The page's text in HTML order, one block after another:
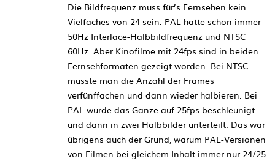
Die Bildfrequenz muss für’s Fernsehen kein
Vielfaches von 24 sein. PAL hatte schon immer
50Hz Interlace-Halbbildfrequenz und NTSC
60Hz. Aber Kinofilme mit 24fps sind in beiden
Fernsehformaten gezeigt worden. Bei NTSC
musste man die Anzahl der Frames
verfünffachen und dann wieder halbieren. Bei
PAL wurde das Ganze auf 25fps beschleunigt
und dann in zwei Halbbilder unterteilt. Das war
übrigens auch der Grund, warum PAL-Versionen
von Filmen bei gleichem Inhalt immer nur 24/25